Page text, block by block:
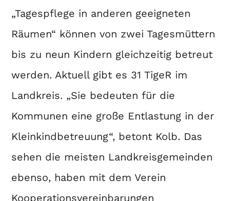
„Tagespflege in anderen geeigneten
Räumen“ können von zwei Tagesmüttern
bis zu neun Kindern gleichzeitig betreut
werden. Aktuell gibt es 31 TigeR im
Landkreis. „Sie bedeuten für die
Kommunen eine große Entlastung in der
Kleinkindbetreuung“, betont Kolb. Das
sehen die meisten Landkreisgemeinden
ebenso, haben mit dem Verein
Kooperationsvereinbarungen